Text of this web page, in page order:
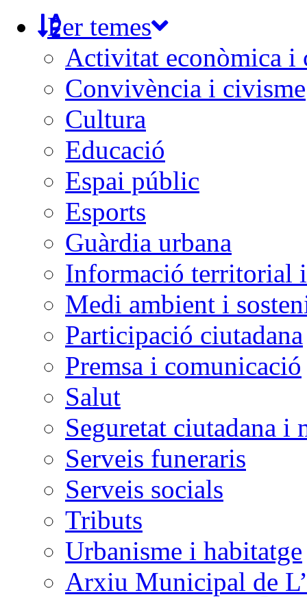
Per temes
Activitat econòmica i
Convivència i civisme
Cultura
Educació
Espai públic
Esports
Guàrdia urbana
Informació territorial
Medi ambient i
Participació ciutadana
Premsa i comunicació
Salut
Seguretat ciutadana i
Serveis funeraris
Serveis socials
Tributs
Urbanisme i habitatge
Arxiu Municipal de